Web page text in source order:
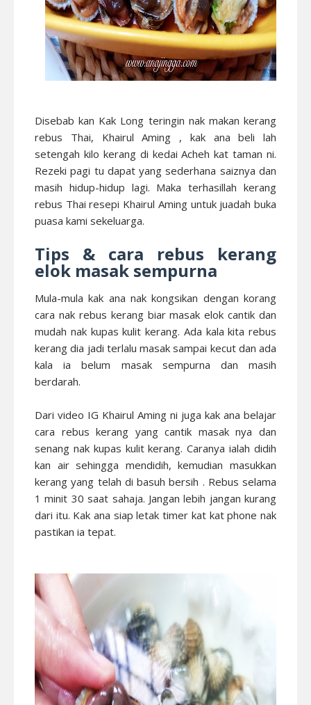
Disebab kan Kak Long teringin nak makan kerang
rebus Thai, Khairul Aming , kak ana beli lah
setengah kilo kerang di kedai Acheh kat taman ni.
Rezeki pagi tu dapat yang sederhana saiznya dan
masih hidup-hidup lagi. Maka terhasillah kerang
rebus Thai resepi Khairul Aming untuk juadah buka
puasa kami sekeluarga.
Tips & cara rebus kerang
elok masak sempurna
Mula-mula kak ana nak kongsikan dengan korang
cara nak rebus kerang biar masak elok cantik dan
mudah nak kupas kulit kerang. Ada kala kita rebus
kerang dia jadi terlalu masak sampai kecut dan ada
kala ia belum masak sempurna dan masih
berdarah.
Dari video IG Khairul Aming ni juga kak ana belajar
cara rebus kerang yang cantik masak nya dan
senang nak kupas kulit kerang. Caranya ialah didih
kan air sehingga mendidih, kemudian masukkan
kerang yang telah di basuh bersih . Rebus selama
1 minit 30 saat sahaja. Jangan lebih jangan kurang
dari itu. Kak ana siap letak timer kat kat phone nak
pastikan ia tepat.